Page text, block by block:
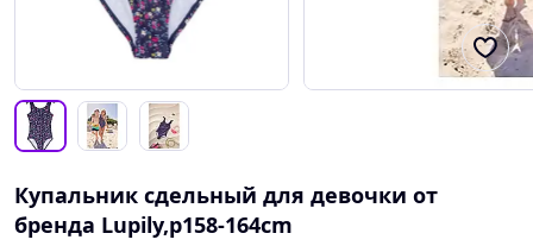
Купальник сдельный для девочки от
бренда Lupily,p158-164cm